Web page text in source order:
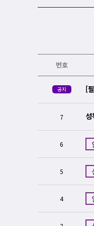
번호
공지 [
7
6
5
4